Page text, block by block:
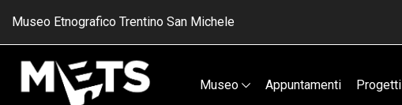
Museo Etnografico Trentino San Michele
Museo Appuntamenti Progetti